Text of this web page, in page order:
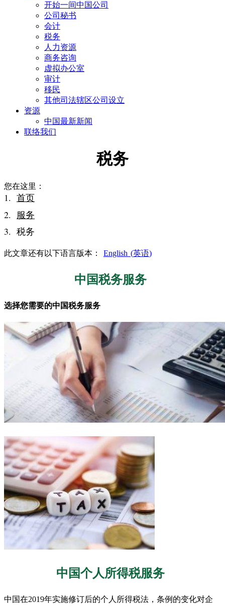
开始一间中国公司
公司秘书
会计
税务
人力资源
商务咨询
虚拟办公室
审计
移民
其他司法辖区公司设立
资源
中国最新新闻
联络我们
税务
您在这里：
首页
服务
税务
此文章还有以下语言版本： English (英语)
中国税务服务
选择您需要的中国税务服务
中国个人所得税服务
中国在2019年实施修订后的个人所得税法，条例的变化对企